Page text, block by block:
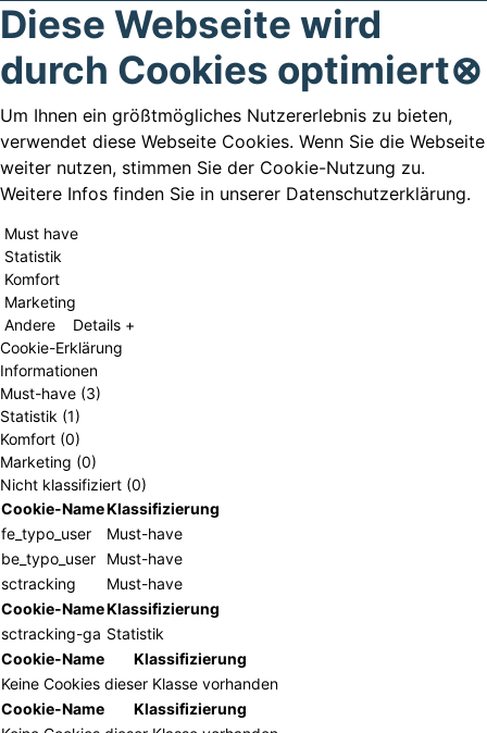
Diese Webseite wird
durch Cookies optimiert⊗
Um Ihnen ein größtmögliches Nutzererlebnis zu bieten,
verwendet diese Webseite Cookies. Wenn Sie die Webseite
weiter nutzen, stimmen Sie der Cookie-Nutzung zu.
Weitere Infos finden Sie in unserer Datenschutzerklärung.
Must have
Statistik
Komfort
Marketing
Andere
Details +
Cookie-Erklärung
Informationen
Must-have (3)
Statistik (1)
Komfort (0)
Marketing (0)
Nicht klassifiziert (0)
Cookie-NameKlassifizierung
fe_typo_user
Must-have
be_typo_user
Must-have
sctracking
Must-have
Cookie-NameKlassifizierung
sctracking-ga Statistik
Cookie-Name
Klassifizierung
Keine Cookies dieser Klasse vorhanden
Cookie-Name
Klassifizierung